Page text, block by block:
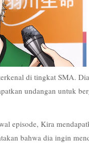
di tingkat SMA.
undangan untuk
episode, Kira
bahwa dia ingin